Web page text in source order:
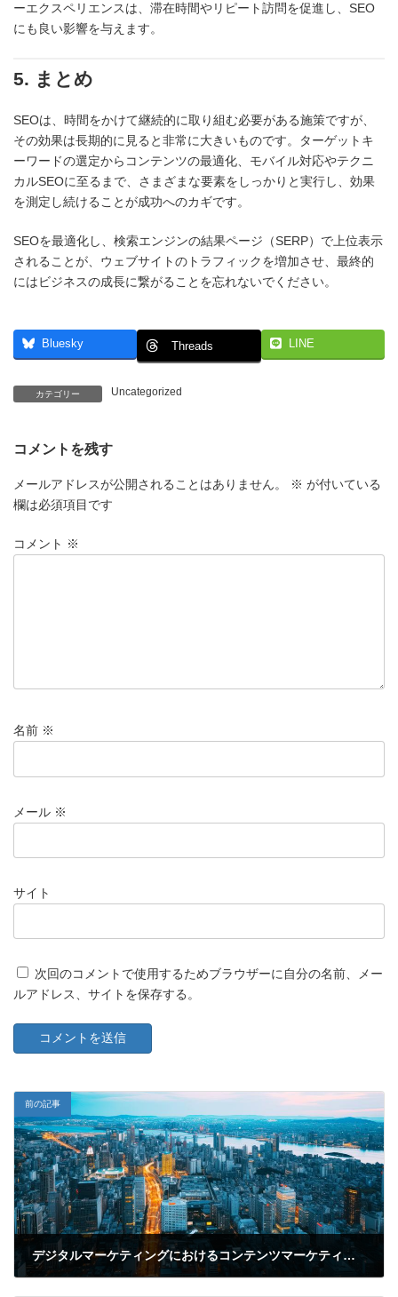
ーエクスペリエンスは、滞在時間やリピート訪問を促進し、SEO
にも良い影響を与えます。
5. まとめ
SEOは、時間をかけて継続的に取り組む必要がある施策ですが、
その効果は長期的に見ると非常に大きいものです。ターゲットキ
ーワードの選定からコンテンツの最適化、モバイル対応やテクニ
カルSEOに至るまで、さまざまな要素をしっかりと実行し、効果
を測定し続けることが成功へのカギです。
SEOを最適化し、検索エンジンの結果ページ（SERP）で上位表示
されることが、ウェブサイトのトラフィックを増加させ、最終的
にはビジネスの成長に繋がることを忘れないでください。
Bluesky Threads LINE
カテゴリー Uncategorized
コメントを残す
メールアドレスが公開されることはありません。 ※ が付いている
欄は必須項目です
コメント ※
名前 ※
メール ※
サイト
次回のコメントで使用するためブラウザーに自分の名前、メー
ルアドレス、サイトを保存する。
前の記事
デジタルマーケティングにおけるコンテンツマーケティング戦略：効果的な実施方法と成功事例